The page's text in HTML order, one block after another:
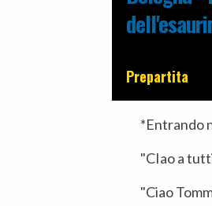
Prepartita
*Entrando
"CIao a
"Ciao